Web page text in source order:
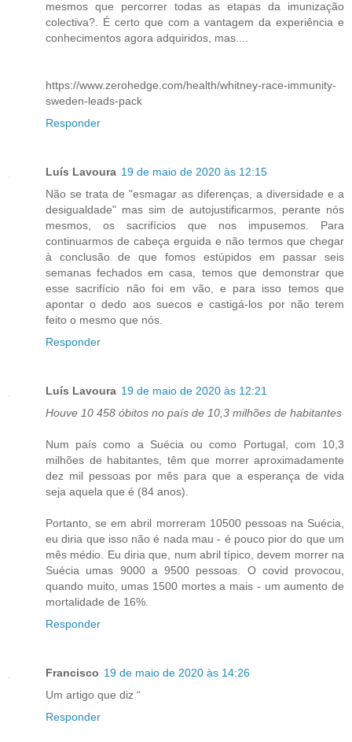
mesmos que percorrer todas as etapas da imunização
colectiva?. É certo que com a vantagem da experiência e
conhecimentos agora adquiridos, mas....
https://www.zerohedge.com/health/whitney-race-immunity-
sweden-leads-pack
Responder
Luís Lavoura 19 de maio de 2020 às 12:15
Não se trata de "esmagar as diferenças, a diversidade e a
desigualdade" mas sim de autojustificarmos, perante nós
mesmos, os sacrifícios que nos impusemos. Para
continuarmos de cabeça erguida e não termos que chegar
à conclusão de que fomos estúpidos em passar seis
semanas fechados em casa, temos que demonstrar que
esse sacrifício não foi em vão, e para isso temos que
apontar o dedo aos suecos e castigá-los por não terem
feito o mesmo que nós.
Responder
Luís Lavoura 19 de maio de 2020 às 12:21
Houve 10 458 óbitos no país de 10,3 milhões de habitantes
Num país como a Suécia ou como Portugal, com 10,3
milhões de habitantes, têm que morrer aproximadamente
dez mil pessoas por mês para que a esperança de vida
seja aquela que é (84 anos).
Portanto, se em abril morreram 10500 pessoas na Suécia,
eu diria que isso não é nada mau - é pouco pior do que um
mês médio. Eu diria que, num abril típico, devem morrer na
Suécia umas 9000 a 9500 pessoas. O covid provocou,
quando muito, umas 1500 mortes a mais - um aumento de
mortalidade de 16%.
Responder
Francisco 19 de maio de 2020 às 14:26
Um artigo que diz “
Responder